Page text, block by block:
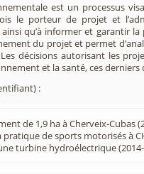
est un processus
le porteur de projet et
qu’à informer et garantir
du projet et permet
décisions autorisant les
et la santé, ces
:
de 1,9 ha à Cherveix-Cubas
de sports motorisés à
turbine hydroélectrique